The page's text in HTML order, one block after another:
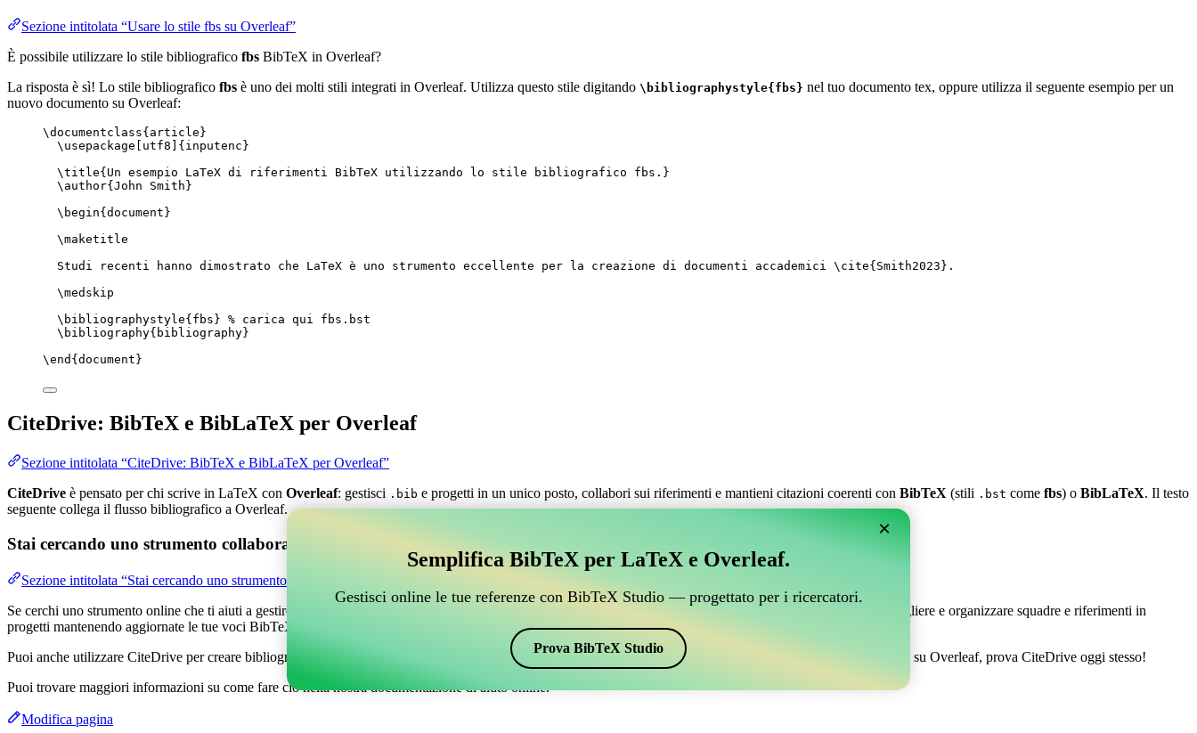
Sezione intitolata “Usare lo stile fbs su Overleaf”
È possibile utilizzare lo stile bibliografico fbs BibTeX in Overleaf?
La risposta è sì! Lo stile bibliografico fbs è uno dei molti stili integrati in Overleaf. Utilizza questo stile digitando \bibliographystyle{fbs} nel tuo documento tex, oppure utilizza il seguente esempio per un
nuovo documento su Overleaf:
\documentclass{ article }
\usepackage
utf8 ]{ inputenc }
\title{Un esempio LaTeX di riferimenti BibTeX utilizzando lo stile bibliografico fbs.}
\author{John Smith}
\begin{ document }
\maketitle
Studi recenti hanno dimostrato che LaTeX è uno strumento eccellente per la creazione di documenti accademici \cite{ Smith2023 }.
\medskip
\bibliographystyle{fbs} % carica qui fbs.bst
\bibliography{bibliography}
\end { document }
CiteDrive: BibTeX e BibLaTeX per Overleaf
Sezione intitolata “CiteDrive: BibTeX e BibLaTeX per Overleaf”
CiteDrive è pensato per chi scrive in LaTeX con Overleaf: gestisci .bib e progetti in un unico posto, collabori sui riferimenti e mantieni citazioni coerenti con BibTeX (stili .bst come fbs) o BibLaTeX. Il testo
seguente collega il flusso bibliografico a Overleaf.
Stai cercando uno strumento collaborativo online per gestire i tuoi riferimenti BibTeX, che si connetta a Overleaf?
Sezione intitolata “Stai cercando uno strumento collaborativo online per gestire i tuoi riferimenti BibTeX, che si connetta a Overleaf?”
Se cerchi uno strumento online che ti aiuti a gestire i tuoi riferimenti, citazioni e bibliografia su Overleaf, CiteDrive potrebbe essere perfetto! Ti permette di raccogliere e organizzare squadre e riferimenti in
progetti mantenendo aggiornate le tue voci BibTeX nel tuo progetto Overleaf.
Puoi anche utilizzare CiteDrive per creare bibliografie e citazioni in vari stili, incluso fbs. Quindi, se stai cercando un modo semplice per gestire la tua bibliografia su Overleaf, prova CiteDrive oggi stesso!
Puoi trovare maggiori informazioni su come fare ciò nella nostra documentazione di aiuto online.
Modifica pagina
×
Semplifica BibTeX per LaTeX e Overleaf.
Gestisci online le tue referenze con BibTeX Studio — progettato per i ricercatori.
Prova BibTeX Studio